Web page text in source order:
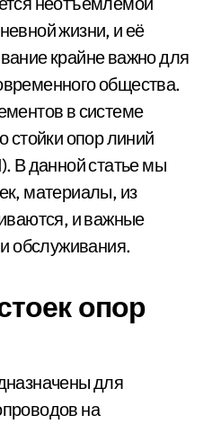
жизни, и её
крайне важно для
общества.
в системе
стойки опор линий
В данной статье мы
материалы, из
и важные
обслуживания.
опор
для
на